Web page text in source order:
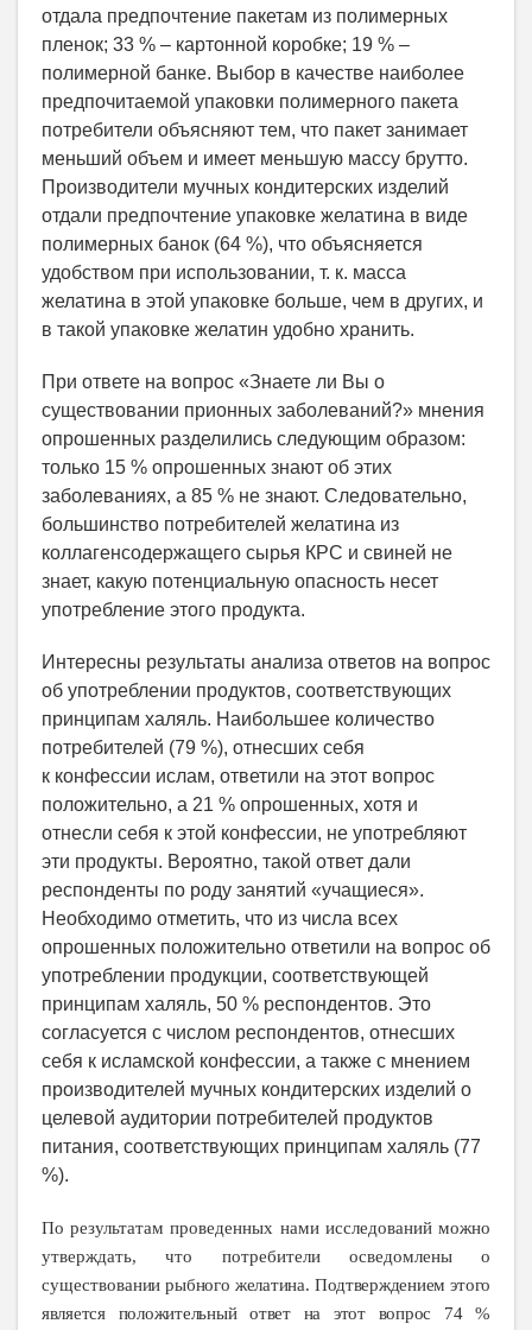
отдала предпочтение пакетам из полимерных
пленок; 33 % – картонной коробке; 19 % –
полимерной банке. Выбор в качестве наиболее
предпочитаемой упаковки полимерного пакета
потребители объясняют тем, что пакет занимает
меньший объем и имеет меньшую массу брутто.
Производители мучных кондитерских изделий
отдали предпочтение упаковке желатина в виде
полимерных банок (64 %), что объясняется
удобством при использовании, т. к. масса
желатина в этой упаковке больше, чем в других, и
в такой упаковке желатин удобно хранить.
При ответе на вопрос «Знаете ли Вы о
существовании прионных заболеваний?» мнения
опрошенных разделились следующим образом:
только 15 % опрошенных знают об этих
заболеваниях, а 85 % не знают. Следовательно,
большинство потребителей желатина из
коллагенсодержащего сырья КРС и свиней не
знает, какую потенциальную опасность несет
употребление этого продукта.
Интересны результаты анализа ответов на вопрос
об употреблении продуктов, соответствующих
принципам халяль. Наибольшее количество
потребителей (79 %), отнесших себя
к конфессии ислам, ответили на этот вопрос
положительно, а 21 % опрошенных, хотя и
отнесли себя к этой конфессии, не употребляют
эти продукты. Вероятно, такой ответ дали
респонденты по роду занятий «учащиеся».
Необходимо отметить, что из числа всех
опрошенных положительно ответили на вопрос об
употреблении продукции, соответствующей
принципам халяль, 50 % респондентов. Это
согласуется с числом респондентов, отнесших
себя к исламской конфессии, а также с мнением
производителей мучных кондитерских изделий о
целевой аудитории потребителей продуктов
питания, соответствующих принципам халяль (77
%).
По результатам проведенных нами исследований можно
утверждать, что потребители осведомлены о
существовании рыбного желатина. Подтверждением этого
является положительный ответ на этот вопрос 74 %